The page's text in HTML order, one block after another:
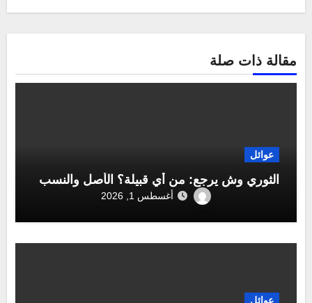
مقالة ذات صلة
عوائل
الثوري وش يرجع: من أي قبيلة؟ الأصل والنسب
أغسطس 1, 2026
عوائل